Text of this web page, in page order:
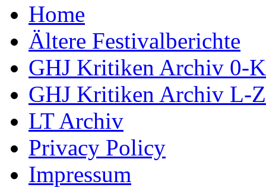
Home
Ältere Festivalberichte
GHJ Kritiken Archiv 0-K
GHJ Kritiken Archiv L-Z
LT Archiv
Privacy Policy
Impressum